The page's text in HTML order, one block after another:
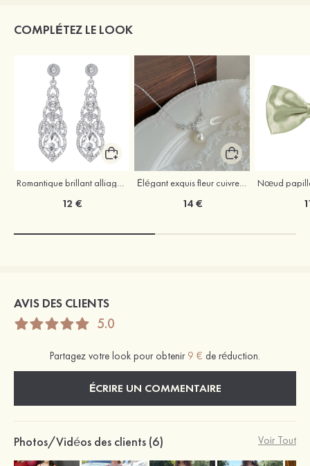
COMPLÉTEZ LE LOOK
12 € 14 €
AVIS DES CLIENTS
5.0
Partagez votre look pour obtenir 9 € de réduction.
ÉCRIRE UN COMMENTAIRE
Photos/Vidéos des clients (6) Voir Tout